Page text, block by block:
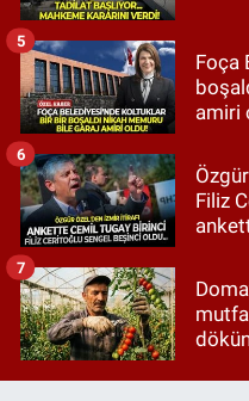
Foça
amiri
5
Filiz
6
7